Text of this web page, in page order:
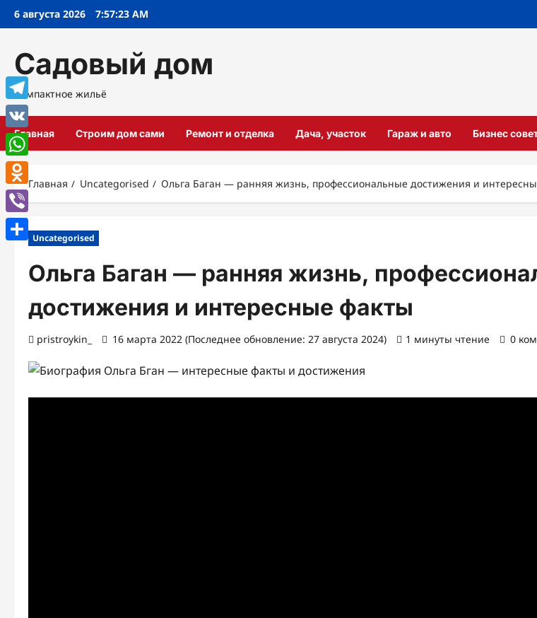
Перейти
6 августа 2026 7:57:24 AM
Садовый дом
Компактное жильё
Главная Строим дом сами Ремонт и отделка Дача, участок Гараж и авто Бизнес
Главная Uncategorised Ольга Баган — ранняя жизнь, профессиональные достижения и
Uncategorised
Ольга Баган — ранняя жизнь,
достижения и интересные факты
pristroykin_ 16 марта 2022 (Последнее обновление: 27 августа 2024) 1 минуты чтение 0
Telegram
VK
WhatsApp
Odnoklassniki
Viber